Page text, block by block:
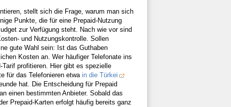
stellt sich die Frage, warum man sich
Punkte, die für eine Prepaid-Nutzung
zur Verfügung steht. Nach wie vor sind
und Nutzungskontrolle. Sollen
gute Wahl sein: Ist das Guthaben
Kosten an. Wer häufiger Telefonate ins
profitieren. Hier gibt es spezielle
für das Telefonieren etwa in die Türkei
hat. Die Entscheidung für Prepaid
einen bestimmten Anbieter. Sobald das
Prepaid-Karten erfolgt häufig bereits ganz